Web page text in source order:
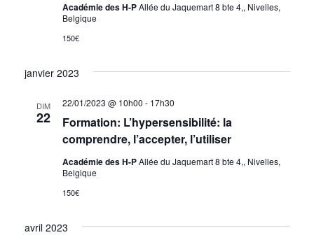
Académie des H-PAllée du Jaquemart 8 bte 4,, Nivelles,
Belgique
150€
janvier 2023
DIM
22
Formation: L’hypersensibilité: la
comprendre, l’accepter, l’utiliser
22/01/2023 @ 10h00 - 17h30
Académie des H-PAllée du Jaquemart 8 bte 4,, Nivelles,
Belgique
150€
avril 2023